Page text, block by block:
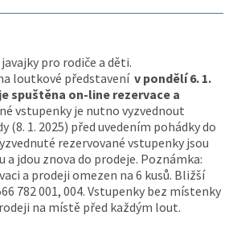
pro rodiče a děti.
loutkové představenív pondělí 6. 1.
spuštěna on-line rezervace a
vstupenky je nutno vyzvednout
(8. 1. 2025) před uvedením pohádky do
rezervované vstupenky jsou
a jdou znova do prodeje. Poznámka:
a prodeji omezen na 6 kusů. Bližší
782 001, 004. Vstupenky bez místenky
na místě před každým lout.